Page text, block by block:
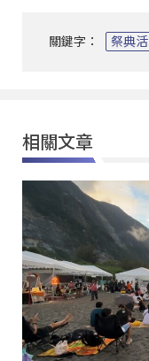
關鍵字： 祭典
相關文章